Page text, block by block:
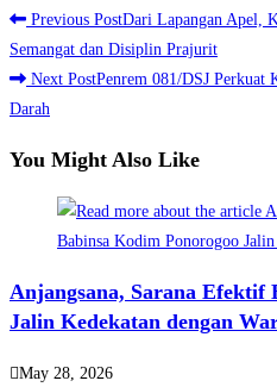
Read
more
articles
Previous PostDari Lapangan Apel,
Semangat dan Disiplin Prajurit
Next PostPenrem 081/DSJ Perkuat
Darah
You Might Also Like
Anjangsana, Sarana Efektif
Jalin Kedekatan dengan
May 28, 2026